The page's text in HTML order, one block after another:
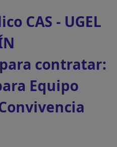
CAS - UGEL
para contratar:
Equipo